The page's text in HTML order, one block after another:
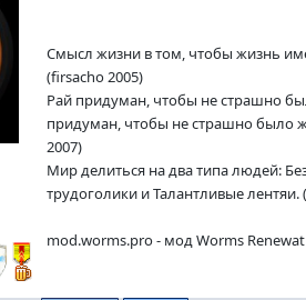
Смысл жизни в том, чтобы жизнь
(firsacho 2005)
Рай придуман, чтобы не страшно
придуман, чтобы не страшно было
2007)
Мир делиться на два типа людей:
трудоголики и Талантливые лентяи.
mod.worms.pro - мод Worms